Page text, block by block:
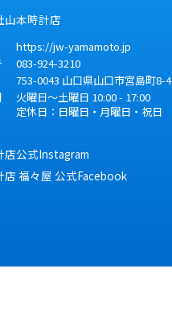
山本時計店
https://jw-yamamoto.jp
083-924-3210
753-0043 山口県山口市宮島町8-4
火曜日～土曜日 10:00 - 17:00
定休日：日曜日・月曜日・祝日
店公式Instagram
店 福々屋 公式Facebook